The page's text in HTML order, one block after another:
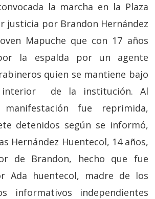
la marcha en la Plaza
justicia por Brandon Hernández
Mapuche que con 17 años
la espalda por un agente
quien se mantiene bajo
interior de la institución. Al
fue reprimida,
detenidos según se informó,
Hernández Huentecol, 14 años,
de Brandon, hecho que fue
Ada huentecol, madre de los
informativos independientes